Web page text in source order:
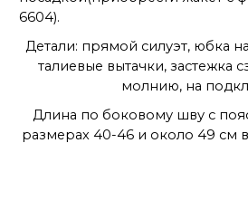
6604).
Детали: прямой силуэт, юбка
талиевые вытачки, застежка
молнию, на
Длина по боковому шву с
размерах 40-46 и около 49 см